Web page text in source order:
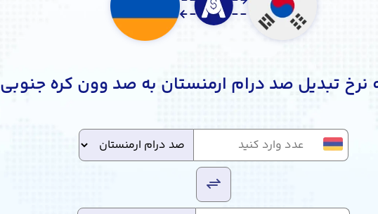
نرخ تبدیل صد درام ارمنستان به صد وون کره جنوبی